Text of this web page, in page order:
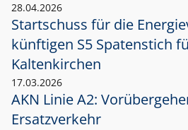
28.04.2026
Startschuss für die
künftigen S5 Spatenstich
Kaltenkirchen
17.03.2026
AKN Linie A2:
Ersatzverkehr